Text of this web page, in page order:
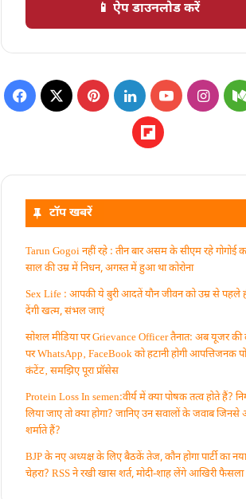
📱 ऐप डाउनलोड करें
टॉप खबरें
Tarun Gogoi नहीं रहे : तीन बार असम के सीएम रहे गोगोई
साल की उम्र में निधन, अगस्त में हुआ था कोरोना
Sex Life : आपकी ये बुरी आदतें याैन जीवन को उम्र से पहले
देंगी खत्म, संभल जाएं
सोशल मीडिया पर Grievance Officer तैनात: अब यूजर
पर WhatsApp‚ FaceBook को हटानी होगी आपत्तिजनक
कंटेंट‚ समझिए पूरा प्रॉसेस
Protein Loss In semen:वीर्य में क्या पोषक तत्व होते हैं?
लिया जाए तो क्या होगा? जानिए उन सवालों के जवाब
शर्माते हैं?
BJP के नए अध्यक्ष के लिए बैठकें तेज, कौन होगा पार्टी का
चेहरा? RSS ने रखी खास शर्त, मोदी-शाह लेंगे आखिरी फैसला